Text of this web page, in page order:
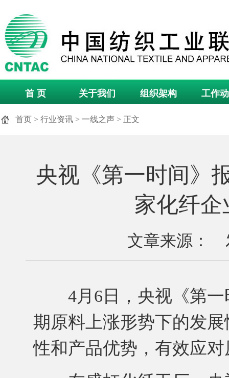
首 页 关于我们 组织架构 工作
首页 > 行业资讯 > 一线之声 > 正文
央视《第一时间》
家化纤
文章来源：
4月6日，央视《第一
期原料上涨形势下的发
性和产品优势，有效应